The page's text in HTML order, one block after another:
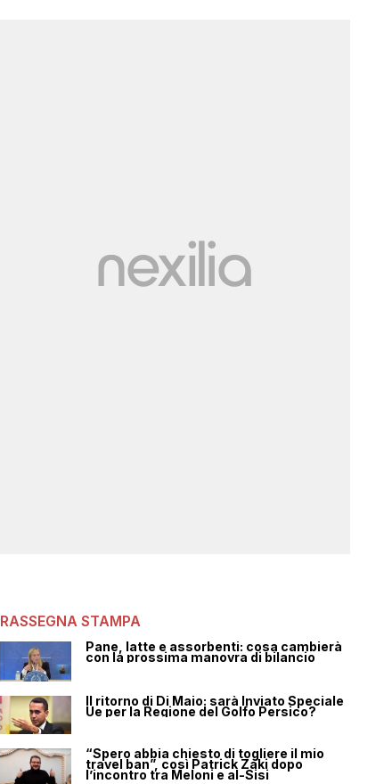
RASSEGNA STAMPA
Pane, latte e assorbenti: cosa cambierà
con la prossima manovra di bilancio
Il ritorno di Di Maio: sarà Inviato Speciale
Ue per la Regione del Golfo Persico?
“Spero abbia chiesto di togliere il mio
travel ban”, così Patrick Zaki dopo
l’incontro tra Meloni e al-Sisi